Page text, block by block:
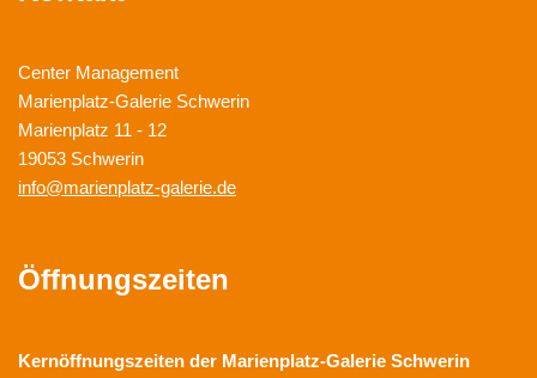
Center Management
Marienplatz-Galerie Schwerin
Marienplatz 11 - 12
19053 Schwerin
info@marienplatz-galerie.de
Öffnungszeiten
Kernöffnungszeiten der Marienplatz-Galerie Schwerin